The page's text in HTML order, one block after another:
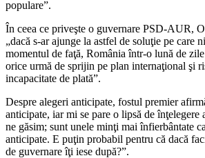
populare”.
În ceea ce priveşte o guvernare PSD-AUR,
„dacă s-ar ajunge la astfel de soluţie pe care
momentul de faţă, România într-o lună de
orice urmă de sprijin pe plan internaţional şi
incapacitate de plată”.
Despre alegeri anticipate, fostul premier
anticipate, iar mi se pare o lipsă de înţelegere
ne găsim; sunt unele minţi mai înfierbântate
anticipate. E puţin probabil pentru că dacă
de guvernare îţi iese după?”.